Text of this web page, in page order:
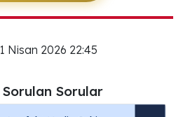
Nisan 2026 22:45